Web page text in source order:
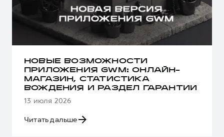
НОВЫЕ ВОЗМОЖНОСТИ
ПРИЛОЖЕНИЯ GWM: ОНЛАЙН-
МАГАЗИН, СТАТИСТИКА
ВОЖДЕНИЯ И РАЗДЕЛ ГАРАНТИИ
13 июля 2026
Читать дальше